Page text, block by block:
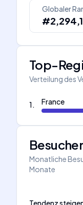
Globaler
Top-
Verteilung des
1. France
Monatliche
Monate
Tendenz